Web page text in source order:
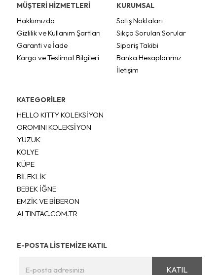
MÜŞTERİ HİZMETLERİ
Hakkımızda
Gizlilik ve Kullanım Şartları
Garanti ve İade
Kargo ve Teslimat Bilgileri
KURUMSAL
Satış Noktaları
Sıkça Sorulan Sorular
Sipariş Takibi
Banka Hesaplarımız
İletişim
KATEGORİLER
HELLO KITTY KOLEKSİYON
OROMINI KOLEKSİYON
YÜZÜK
KOLYE
KÜPE
BİLEKLİK
BEBEK İĞNE
EMZİK VE BİBERON
ALTINTAC.COM.TR
E-POSTA LİSTEMİZE KATIL
KATIL